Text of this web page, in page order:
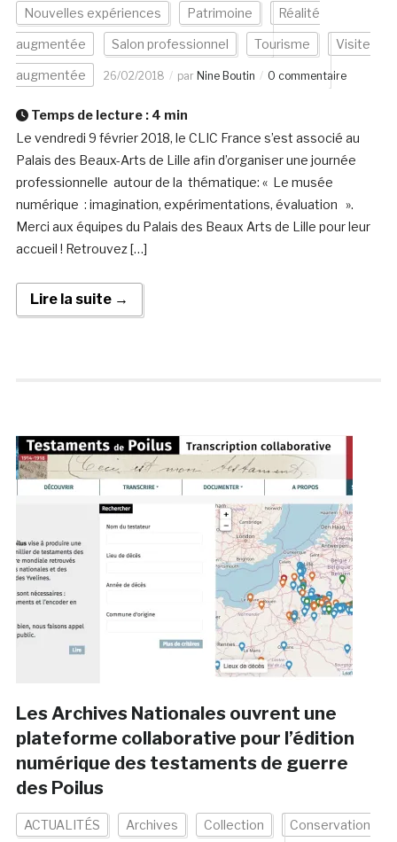
Nouvelles expériences Patrimoine Réalité
augmentée Salon professionnel Tourisme Visite
augmentée 26/02/2018 par Nine Boutin 0 commentaire
Temps de lecture : 4 min
Le vendredi 9 février 2018, le CLIC France s’est associé au
Palais des Beaux-Arts de Lille afin d’organiser une journée
professionnelle autour de la thématique: « Le musée
numérique : imagination, expérimentations, évaluation ».
Merci aux équipes du Palais des Beaux Arts de Lille pour leur
accueil ! Retrouvez […]
Lire la suite →
Les Archives Nationales ouvrent une
plateforme collaborative pour l’édition
numérique des testaments de guerre
des Poilus
ACTUALITÉS Archives Collection Conservation